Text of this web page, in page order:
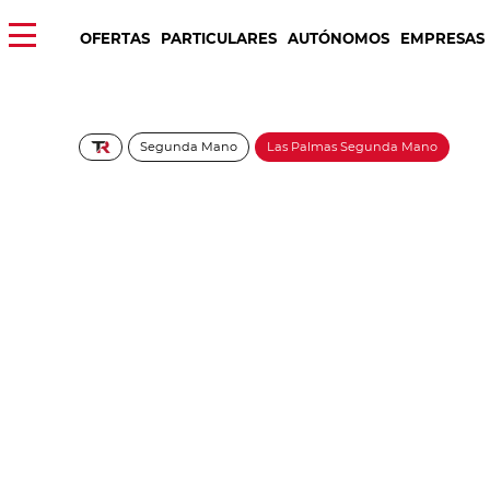
OFERTAS PARTICULARES AUTÓNOMOS EMPRESAS
Segunda Mano Las Palmas Segunda Mano